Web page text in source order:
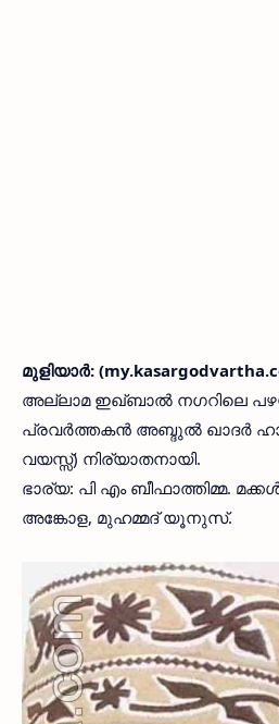
മുളിയാര്‍:
അല്ലാമ ഇഖ്ബാല്‍ നഗറിലെ
പ്രവര്‍ത്തകന്‍ അബ്ദുല്‍ ഖാദര്‍
വയസ്സ്) നിര്യാതനായി.
ഭാര്യ: പി എം ബീഫാത്തിമ്മ.
അങ്കോള, മുഹമ്മദ് യൂനുസ്.